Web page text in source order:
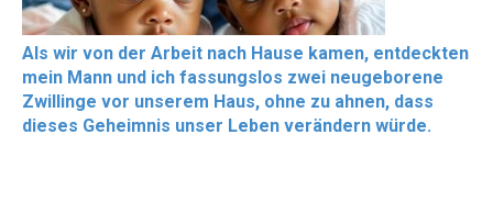
Als wir von der Arbeit nach Hause kamen, entdeckten
mein Mann und ich fassungslos zwei neugeborene
Zwillinge vor unserem Haus, ohne zu ahnen, dass
dieses Geheimnis unser Leben verändern würde.